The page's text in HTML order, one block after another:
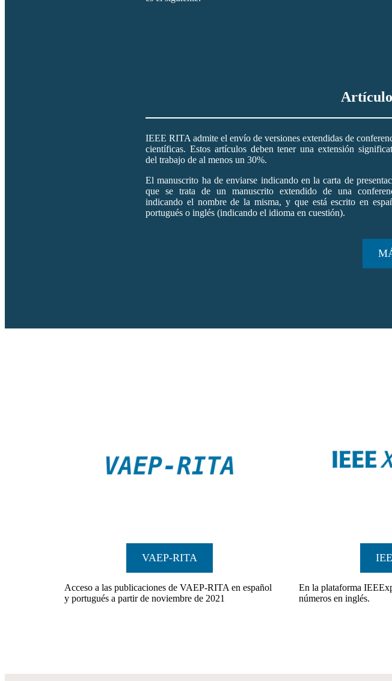
IEEE RITA admite el envío de versiones extendidas de
científicas. Estos artículos deben tener una extensión
del trabajo de al menos un 30%.
El manuscrito ha de enviarse indicando en la carta de
que se trata de un manuscrito extendido de una
indicando el nombre de la misma, y que está escrito en
portugués o inglés (indicando el idioma en cuestión).
VAEP-RITA
Acceso a las publicaciones de VAEP-RITA en español
y portugués a partir de noviembre de 2021
En la plataforma
números en inglés.